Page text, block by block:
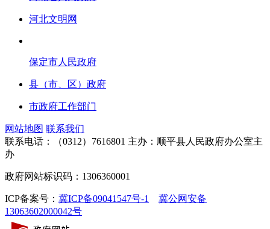
河北文明网
保定市人民政府
县（市、区）政府
市政府工作部门
网站地图 联系我们
联系电话：（0312）7616801 主办：顺平县人民政府办公室主
办
政府网站标识码：1306360001
ICP备案号： 冀ICP备09041547号-1
冀公网安备
13063602000042号